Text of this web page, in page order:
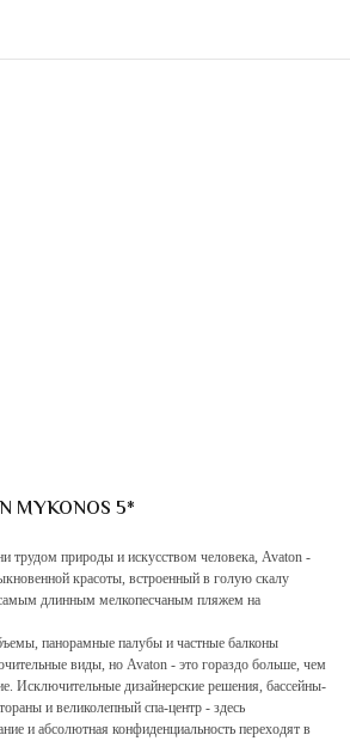
MYKONOS 5*
трудом природы и искусством человека, Avaton -
красоты, встроенный в голую скалу
длинным мелкопесчаным пляжем на
панорамные палубы и частные балконы
виды, но Avaton - это гораздо больше, чем
Исключительные дизайнерские решения, бассейны-
и великолепный спа-центр - здесь
и абсолютная конфиденциальность переходят в